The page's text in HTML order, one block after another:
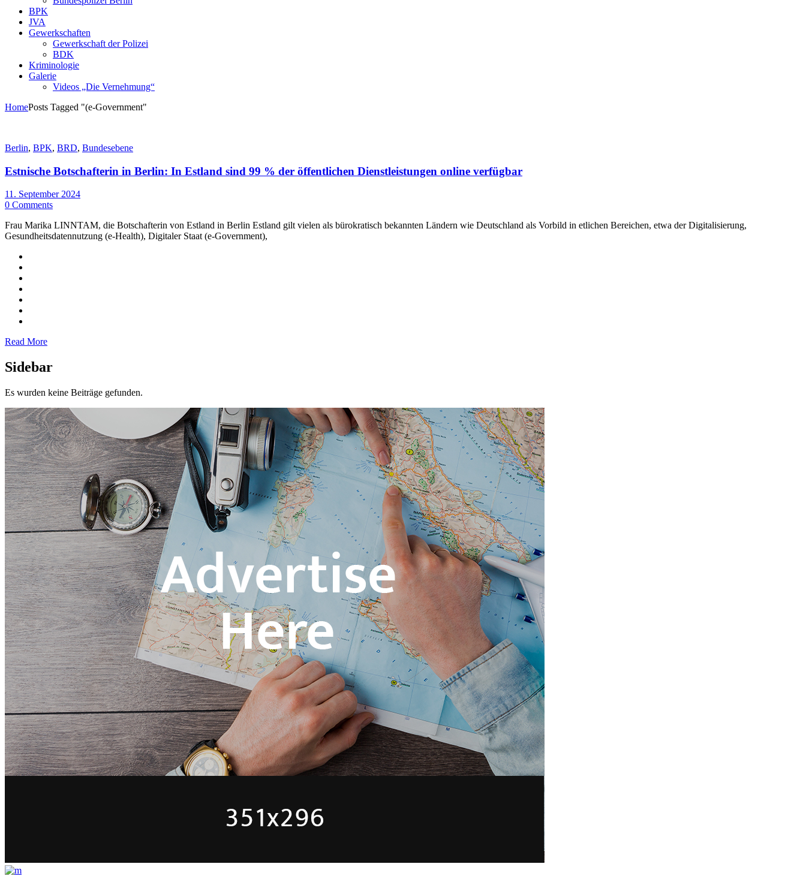
BPK
JVA
Gewerkschaften
Gewerkschaft der Polizei
BDK
Kriminologie
Galerie
Videos „Die Vernehmung“
HomePosts Tagged "(e-Government"
Berlin, BPK, BRD, Bundesebene
Estnische Botschafterin in Berlin: In Estland sind 99 % der öffentlichen Dienstleistungen online verfügbar
11. September 2024
0 Comments
Frau Marika LINNTAM, die Botschafterin von Estland in Berlin Estland gilt vielen als bürokratisch bekannten Ländern wie Deutschland als Vorbild in etlichen Bereichen, etwa der Digitalisierung,
Gesundheitsdatennutzung (e-Health), Digitaler Staat (e-Government),
Read More
Sidebar
Es wurden keine Beiträge gefunden.